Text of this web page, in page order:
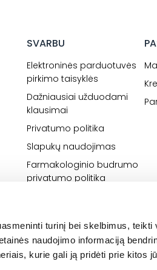
turinį bei skelbimus, teikti
naudojimo informaciją
kurie gali ją pridėti prie kitos
SVARBU
Elektroninės parduotuvės
pirkimo taisyklės
Dažniausiai užduodami
klausimai
Privatumo politika
Slapukų naudojimas
Farmakologinio budrumo
privatumo politika